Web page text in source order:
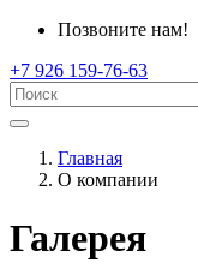
Позвоните нам!
+7 926 159-76-63
Главная
О компании
Галерея